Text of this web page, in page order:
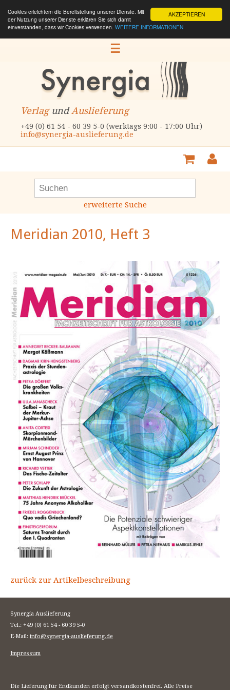
AKZEPTIEREN
Cookies erleichtern die Bereitstellung unserer Dienste. Mit
der Nutzung unserer Dienste erklären Sie sich damit
einverstanden, dass wir Cookies verwenden. WEITERE INFORMATIONEN
☰
VerlagundAuslieferung
+49 (0) 61 54 - 60 39 5-0 (werktags 9:00 - 17:00 Uhr)
info@synergia-auslieferung.de
erweiterte Suche
Meridian 2010, Heft 3
zurück zur Artikelbeschreibung
Synergia Auslieferung
Tel.: +49 (0) 61 54 - 60 39 5-0
E-Mail: info@synergia-auslieferung.de
Impressum
Die Lieferung für Endkunden erfolgt versandkostenfrei. Alle Preise